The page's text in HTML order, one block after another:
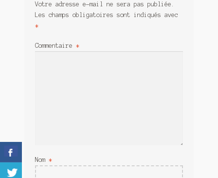
Marre des adultes
Mes romans
Meurtre en alternance
Panier
Sans retour
Votre adresse e-mail ne sera pas publiée.
Les champs obligatoires sont indiqués avec
*
Commentaire *
Nom *